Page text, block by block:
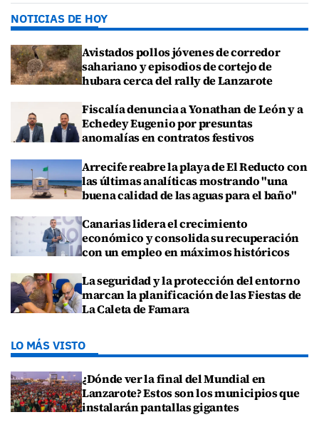
NOTICIAS DE HOY
Avistados pollos jóvenes de corredor
sahariano y episodios de cortejo de
hubara cerca del rally de Lanzarote
Fiscalía denuncia a Yonathan de León y a
Echedey Eugenio por presuntas
anomalías en contratos festivos
Arrecife reabre la playa de El Reducto con
las últimas analíticas mostrando "una
buena calidad de las aguas para el baño"
Canarias lidera el crecimiento
económico y consolida su recuperación
con un empleo en máximos históricos
La seguridad y la protección del entorno
marcan la planificación de las Fiestas de
La Caleta de Famara
LO MÁS VISTO
¿Dónde ver la final del Mundial en
Lanzarote? Estos son los municipios que
instalarán pantallas gigantes